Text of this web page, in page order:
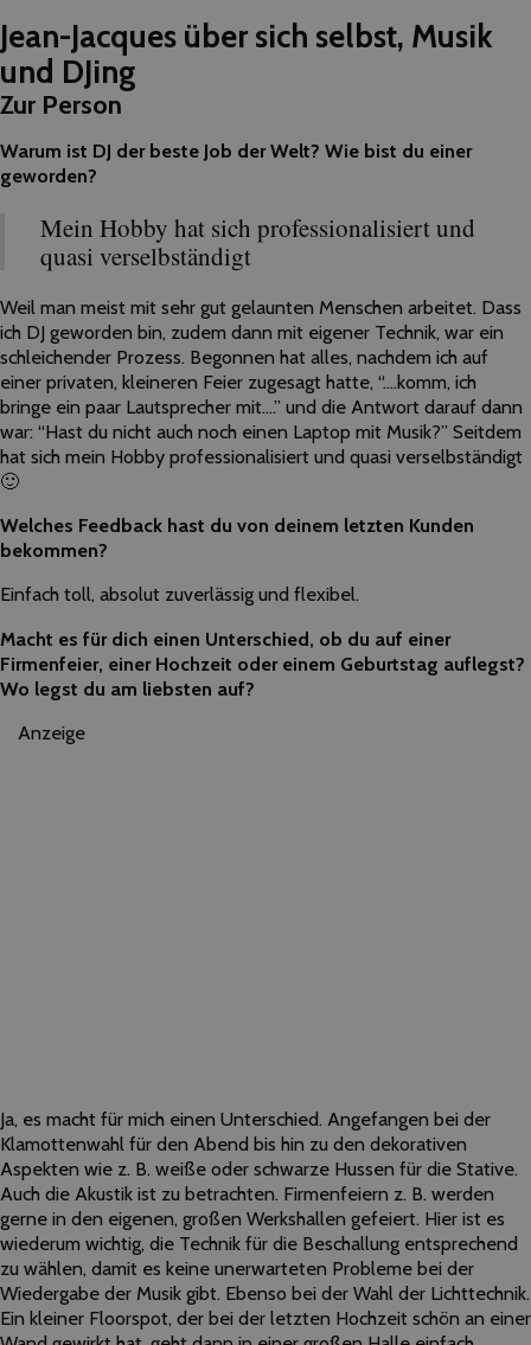
Jean-Jacques über sich selbst, Musik
und DJing
Zur Person
Warum ist DJ der beste Job der Welt? Wie bist du einer
geworden?
Mein Hobby hat sich professionalisiert und
quasi verselbständigt
Weil man meist mit sehr gut gelaunten Menschen arbeitet. Dass
ich DJ geworden bin, zudem dann mit eigener Technik, war ein
schleichender Prozess. Begonnen hat alles, nachdem ich auf
einer privaten, kleineren Feier zugesagt hatte, “….komm, ich
bringe ein paar Lautsprecher mit….” und die Antwort darauf dann
war: “Hast du nicht auch noch einen Laptop mit Musik?” Seitdem
hat sich mein Hobby professionalisiert und quasi verselbständigt
🙂
Welches Feedback hast du von deinem letzten Kunden
bekommen?
Einfach toll, absolut zuverlässig und flexibel.
Macht es für dich einen Unterschied, ob du auf einer
Firmenfeier, einer Hochzeit oder einem Geburtstag auflegst?
Wo legst du am liebsten auf?
Anzeige
Ja, es macht für mich einen Unterschied. Angefangen bei der
Klamottenwahl für den Abend bis hin zu den dekorativen
Aspekten wie z. B. weiße oder schwarze Hussen für die Stative.
Auch die Akustik ist zu betrachten. Firmenfeiern z. B. werden
gerne in den eigenen, großen Werkshallen gefeiert. Hier ist es
wiederum wichtig, die Technik für die Beschallung entsprechend
zu wählen, damit es keine unerwarteten Probleme bei der
Wiedergabe der Musik gibt. Ebenso bei der Wahl der Lichttechnik.
Ein kleiner Floorspot, der bei der letzten Hochzeit schön an einer